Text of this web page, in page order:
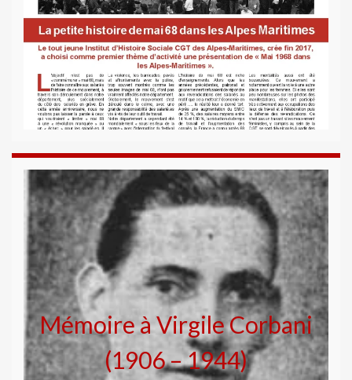
Mémoire à Virgile Corbani
(1906 – 1944)